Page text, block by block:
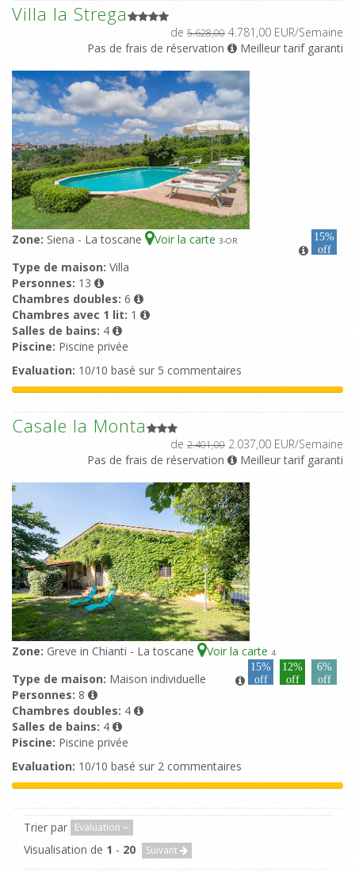
Villa la Strega
de 5.628,00 4.781,00 EUR/Semaine
Pas de frais de réservation
Meilleur tarif garanti
Zone: Siena - La toscane Voir la carte 3-OR
15%
off
Type de maison: Villa
Personnes: 13
Chambres doubles: 6
Chambres avec 1 lit: 1
Salles de bains: 4
Piscine: Piscine privée
Evaluation: 10/10 basé sur 5 commentaires
Casale la Monta
de 2.401,00 2.037,00 EUR/Semaine
Pas de frais de réservation
Meilleur tarif garanti
Zone: Greve in Chianti - La toscane Voir la carte 4
15%
off
12%
off
6%
off
Type de maison: Maison individuelle
Personnes: 8
Chambres doubles: 4
Salles de bains: 4
Piscine: Piscine privée
Evaluation: 10/10 basé sur 2 commentaires
Trier par Evaluation
Visualisation de 1 - 20 Suivant